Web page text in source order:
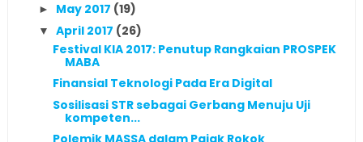
► May 2017 (19)
▼ April 2017 (26)
Festival KIA 2017: Penutup Rangkaian PROSPEK
MABA
Finansial Teknologi Pada Era Digital
Sosilisasi STR sebagai Gerbang Menuju Uji
kompeten...
Polemik MASSA dalam Pajak Rokok